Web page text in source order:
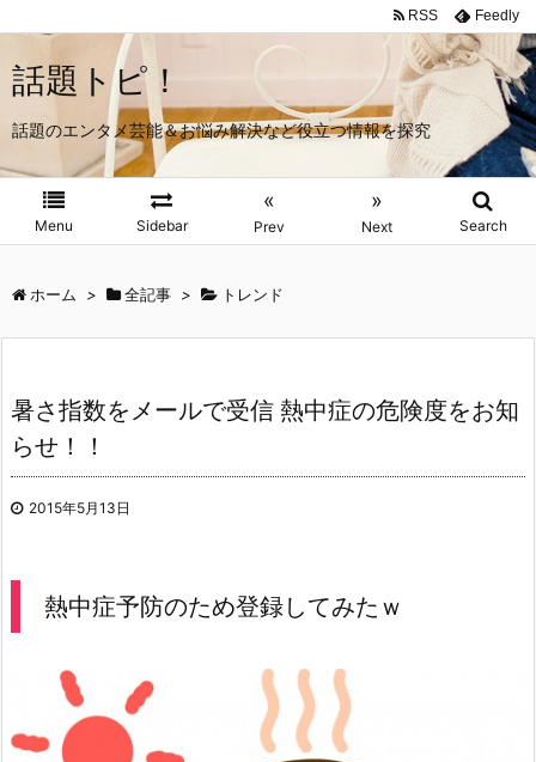
話題トピ！
話題のエンタメ芸能＆お悩み解決など役立つ情報を探究
Menu Sidebar
«
Prev
»
Next Search
RSS Feedly
ホーム > 全記事 > トレンド
暑さ指数をメールで受信 熱中症の危険度をお知
らせ！！
2015年5月13日
熱中症予防のため登録してみたｗ